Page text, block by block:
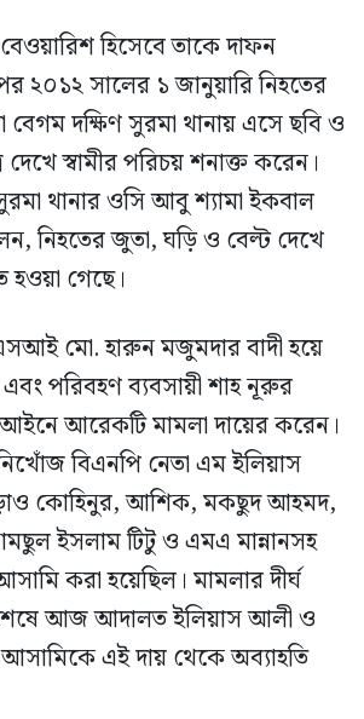
হিসেবে তাকে দাফন
২০১২ সালের ১ জানুয়ারি নিহতের
বেগম দক্ষিণ সুরমা থানায় এসে ছবি ও
দেখে স্বামীর পরিচয় শনাক্ত করেন।
থানার ওসি আবু শ্যামা ইকবাল
নিহতের জুতা, ঘড়ি ও বেল্ট দেখে
হওয়া গেছে।
মো. হারুন মজুমদার বাদী হয়ে
এবং পরিবহণ ব্যবসায়ী শাহ নূরুর
আইনে আরেকটি মামলা দায়ের করেন।
বিএনপি নেতা এম ইলিয়াস
কোহিনুর, আশিক, মকছুদ আহমদ,
ইসলাম টিটু ও এমএ মান্নানসহ
করা হয়েছিল। মামলার দীর্ঘ
শেষে আজ আদালত ইলিয়াস আলী ও
এই দায় থেকে অব্যাহতি